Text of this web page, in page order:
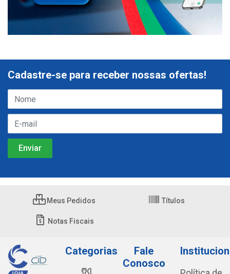
Cadastre-se para receber nossas ofertas!
Meus Pedidos Títulos
Notas Fiscais
Categorias
Fale
Conosco